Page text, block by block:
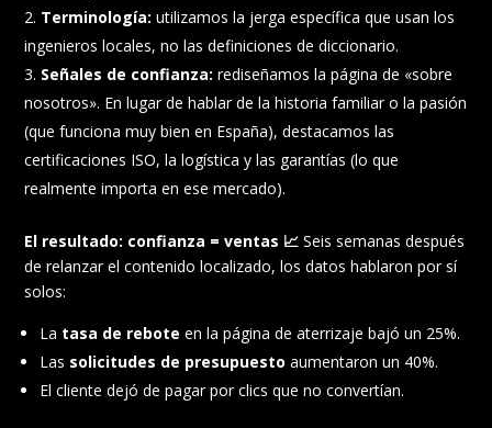
Terminología: utilizamos la jerga específica que usan los
ingenieros locales, no las definiciones de diccionario.
Señales de confianza: rediseñamos la página de «sobre
nosotros». En lugar de hablar de la historia familiar o la pasión
(que funciona muy bien en España), destacamos las
certificaciones ISO, la logística y las garantías (lo que
realmente importa en ese mercado).
El resultado: confianza = ventas 📈 Seis semanas después
de relanzar el contenido localizado, los datos hablaron por sí
solos:
La tasa de rebote en la página de aterrizaje bajó un 25%.
Las solicitudes de presupuesto aumentaron un 40%.
El cliente dejó de pagar por clics que no convertían.